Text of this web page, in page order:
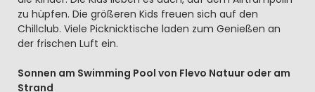
zu hüpfen. Die größeren Kids freuen sich auf den
Chillclub. Viele Picknicktische laden zum Genießen an
der frischen Luft ein.
Sonnen am Swimming Pool von Flevo Natuur oder am
Strand